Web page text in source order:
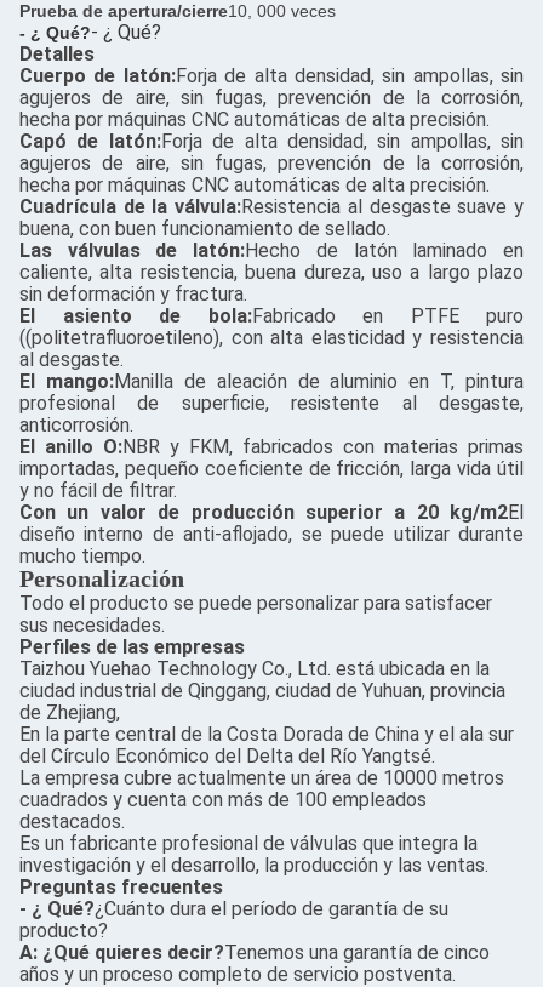
Prueba de apertura/cierre10, 000 veces
- ¿ Qué?- ¿ Qué?
Detalles
Cuerpo de latón:Forja de alta densidad, sin ampollas, sin
agujeros de aire, sin fugas, prevención de la corrosión,
hecha por máquinas CNC automáticas de alta precisión.
Capó de latón:Forja de alta densidad, sin ampollas, sin
agujeros de aire, sin fugas, prevención de la corrosión,
hecha por máquinas CNC automáticas de alta precisión.
Cuadrícula de la válvula:Resistencia al desgaste suave y
buena, con buen funcionamiento de sellado.
Las válvulas de latón:Hecho de latón laminado en
caliente, alta resistencia, buena dureza, uso a largo plazo
sin deformación y fractura.
El asiento de bola:Fabricado en PTFE puro
((politetrafluoroetileno), con alta elasticidad y resistencia
al desgaste.
El mango:Manilla de aleación de aluminio en T, pintura
profesional de superficie, resistente al desgaste,
anticorrosión.
El anillo O:NBR y FKM, fabricados con materias primas
importadas, pequeño coeficiente de fricción, larga vida útil
y no fácil de filtrar.
Con un valor de producción superior a 20 kg/m2El
diseño interno de anti-aflojado, se puede utilizar durante
mucho tiempo.
Personalización
Todo el producto se puede personalizar para satisfacer
sus necesidades.
Perfiles de las empresas
Taizhou Yuehao Technology Co., Ltd. está ubicada en la
ciudad industrial de Qinggang, ciudad de Yuhuan, provincia
de Zhejiang,
En la parte central de la Costa Dorada de China y el ala sur
del Círculo Económico del Delta del Río Yangtsé.
La empresa cubre actualmente un área de 10000 metros
cuadrados y cuenta con más de 100 empleados
destacados.
Es un fabricante profesional de válvulas que integra la
investigación y el desarrollo, la producción y las ventas.
Preguntas frecuentes
- ¿ Qué?¿Cuánto dura el período de garantía de su
producto?
A: ¿Qué quieres decir?Tenemos una garantía de cinco
años y un proceso completo de servicio postventa.